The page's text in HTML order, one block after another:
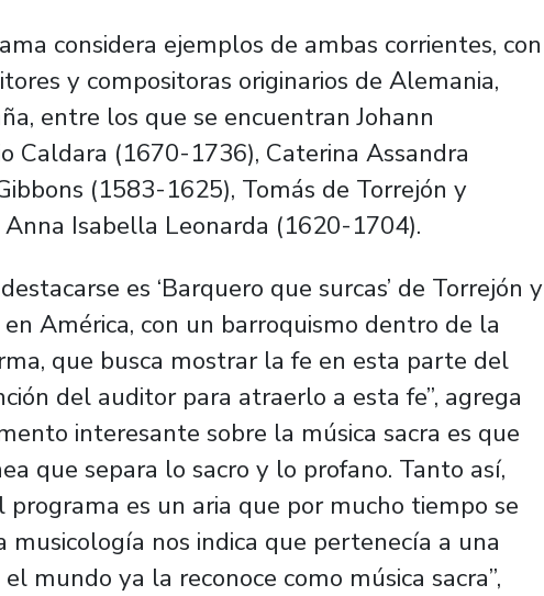
considera ejemplos de ambas corrientes, con
y compositoras originarios de Alemania,
entre los que se encuentran Johann
Caldara (1670-1736), Caterina Assandra
(1583-1625), Tomás de Torrejón y
Isabella Leonarda (1620-1704).
es ‘Barquero que surcas’ de Torrejón y
América, con un barroquismo dentro de la
que busca mostrar la fe en esta parte del
del auditor para atraerlo a esta fe”, agrega
interesante sobre la música sacra es que
que separa lo sacro y lo profano. Tanto así,
es un aria que por mucho tiempo se
musicología nos indica que pertenecía a una
mundo ya la reconoce como música sacra”,